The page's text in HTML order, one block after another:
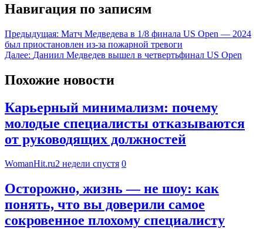
Навигация по записям
Предыдущая: Матч Медведева в 1/8 финала US Open — 2024
был приостановлен из-за пожарной тревоги
Далее: Даниил Медведев вышел в четвертьфинал US Open
Похожие новости
Карьерный минимализм: почему
молодые специалисты отказываются
от руководящих должностей
WomanHit.ru2 недели спустя 0
Осторожно, жизнь — не шоу: как
понять, что вы доверили самое
сокровенное плохому специалисту